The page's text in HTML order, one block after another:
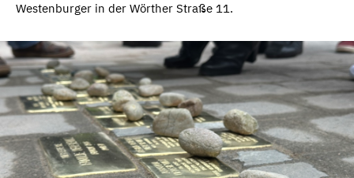
Westenburger in der Wörther Straße 11.